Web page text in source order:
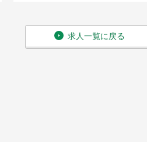
求人一覧に戻る